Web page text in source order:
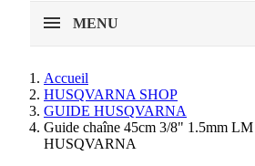
MENU
Accueil
HUSQVARNA SHOP
GUIDE HUSQVARNA
Guide chaîne 45cm 3/8" 1.5mm
HUSQVARNA